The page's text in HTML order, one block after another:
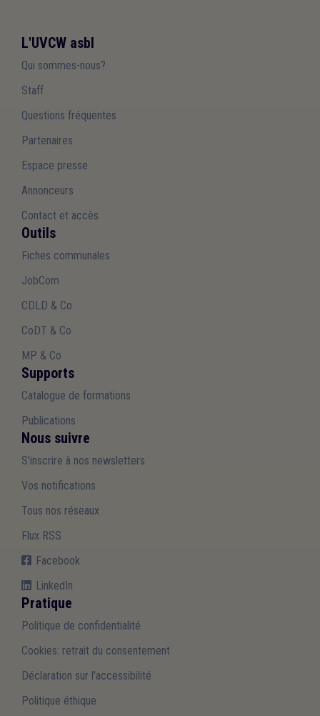
L'UVCW asbl
Qui sommes-nous?
Staff
Questions fréquentes
Partenaires
Espace presse
Annonceurs
Contact et accès
Outils
Fiches communales
JobCom
CDLD & Co
CoDT & Co
MP & Co
Supports
Catalogue de formations
Publications
Nous suivre
S'inscrire à nos newsletters
Vos notifications
Tous nos réseaux
Flux RSS
Facebook
LinkedIn
Pratique
Politique de confidentialité
Cookies: retrait du consentement
Déclaration sur l'accessibilité
Politique éthique